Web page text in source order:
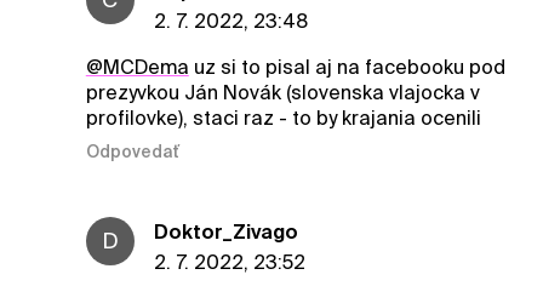
2. 7. 2022, 23:48
@MCDema uz si to pisal aj na facebooku pod
prezyvkou Ján Novák (slovenska vlajocka v
profilovke), staci raz - to by krajania ocenili
Odpovedať
D
Doktor_Zivago
2. 7. 2022, 23:52